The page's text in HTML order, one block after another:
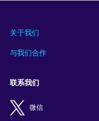
关于我们
与我们合作
联系我们
微信